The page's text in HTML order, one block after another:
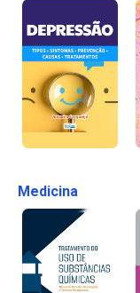
Medicina